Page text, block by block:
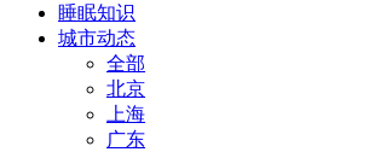
睡眠知识
城市动态
全部
北京
上海
广东